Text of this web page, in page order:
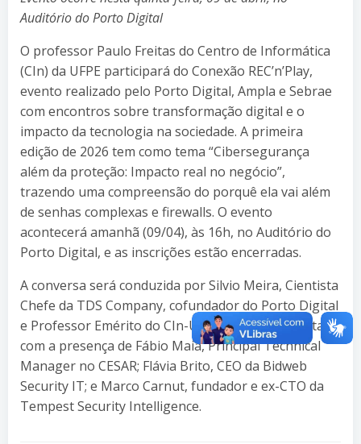
Auditório do Porto Digital
O professor Paulo Freitas do Centro de Informática
(CIn) da UFPE participará do Conexão REC’n’Play,
evento realizado pelo Porto Digital, Ampla e Sebrae
com encontros sobre transformação digital e o
impacto da tecnologia na sociedade. A primeira
edição de 2026 tem como tema “Cibersegurança
além da proteção: Impacto real no negócio”,
trazendo uma compreensão do porquê ela vai além
de senhas complexas e firewalls. O evento
acontecerá amanhã (09/04), às 16h, no Auditório do
Porto Digital, e as inscrições estão encerradas.
A conversa será conduzida por Silvio Meira, Cientista
Chefe da TDS Company, cofundador do Porto Digital
e Professor Emérito do CIn-UFPE, e também contará
com a presença de Fábio Maia, Principal Technical
Manager no CESAR; Flávia Brito, CEO da Bidweb
Security IT; e Marco Carnut, fundador e ex-CTO da
Tempest Security Intelligence.